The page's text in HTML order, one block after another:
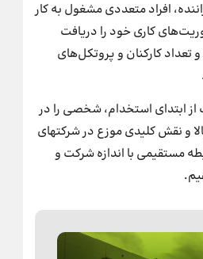
افراد متعددی مشغول به کار
کاری خود را دریافت
کارکنان و پروتکل‌های
ابتدای استخدام، شخصی را در
نظر بگیرند که خودروی مناسب پخش را در اختیار داشته باشد. در اینجاست که اهمیت بالا و نقش کلیدی موزع در شرکت‎های
مستقیمی با اندازه شرکت و